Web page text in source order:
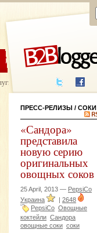
ЦЕНЫ ПОМОЩЬ
написания
ПРЕСС-РЕЛИЗЫ / СОКИ
«Сандора»
представила
новую серию
оригинальных
овощных соков
25 April, 2013 — PepsiCo
Украина
| 2648
PepsiCo Овощные
коктейли Сандора
овощные соки соки